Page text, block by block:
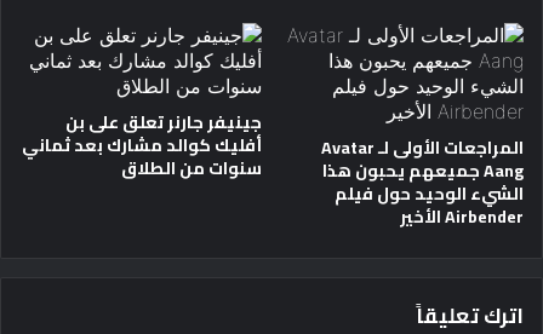
المراجعات الأولى لـ Avatar
Aang جميعهم يحبون هذا
الشيء الوحيد حول فيلم
Airbender الأخير
جينيفر جارنر تعلق على بن
أفليك كوالد مشارك بعد ثماني
سنوات من الطلاق
اترك تعليقاً